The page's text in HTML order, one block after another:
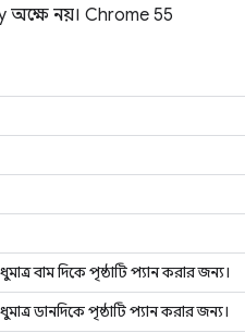
y অক্ষে নয়। Chrome 55
বাম দিকে পৃষ্ঠাটি প্যান করার জন্য।
ডানদিকে পৃষ্ঠাটি প্যান করার জন্য।